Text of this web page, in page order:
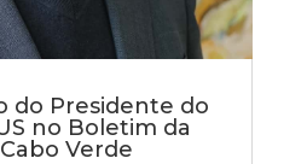
do Presidente do
no Boletim da
Verde